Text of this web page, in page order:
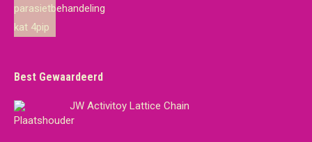
was:
Best Gewaardeerd
JW Activitoy Lattice Chain